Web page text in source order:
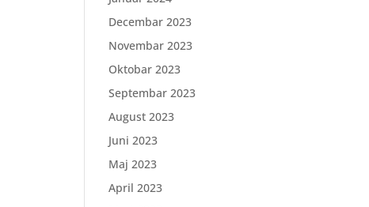
Decembar 2023
Novembar 2023
Oktobar 2023
Septembar 2023
August 2023
Juni 2023
Maj 2023
April 2023